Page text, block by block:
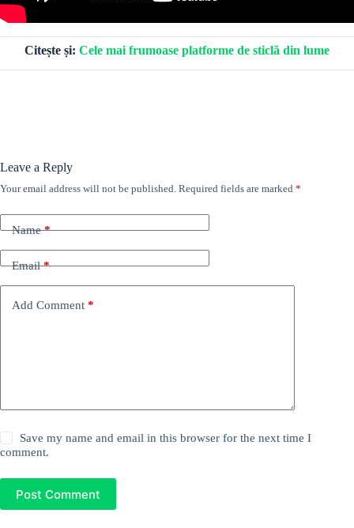
Citește și: Cele mai frumoase platforme de sticlă din lume
Leave a Reply
Your email address will not be published. Required fields are marked *
Name*
Email*
Add Comment *
Save my name and email in this browser for the next time I
comment.
Post Comment